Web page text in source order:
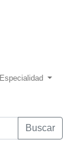
Especialidad
Buscar